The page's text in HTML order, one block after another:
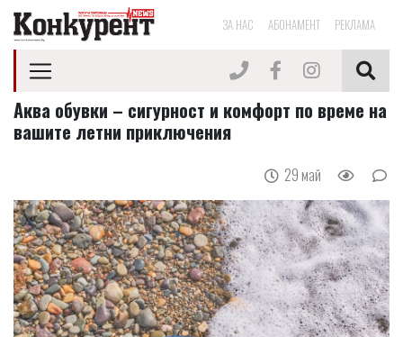
ЗА НАС АБОНАМЕНТ РЕКЛАМА
Аква обувки – сигурност и комфорт по време на
вашите летни приключения
29 май